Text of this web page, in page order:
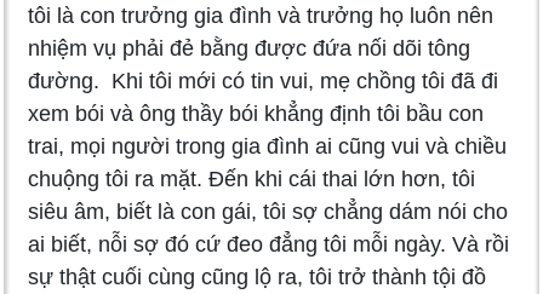
tôi là con trưởng gia đình và trưởng họ luôn nên
nhiệm vụ phải đẻ bằng được đứa nối dõi tông
đường. Khi tôi mới có tin vui, mẹ chồng tôi đã đi
xem bói và ông thầy bói khẳng định tôi bầu con
trai, mọi người trong gia đình ai cũng vui và chiều
chuộng tôi ra mặt. Đến khi cái thai lớn hơn, tôi
siêu âm, biết là con gái, tôi sợ chẳng dám nói cho
ai biết, nỗi sợ đó cứ đeo đẳng tôi mỗi ngày. Và rồi
sự thật cuối cùng cũng lộ ra, tôi trở thành tội đồ